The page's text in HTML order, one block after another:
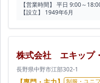
【営業時間】 平日 9:00～
【設立】 1949年6月
株式会社 エキップ
長野県中野市江部302-1
制服・ユニ